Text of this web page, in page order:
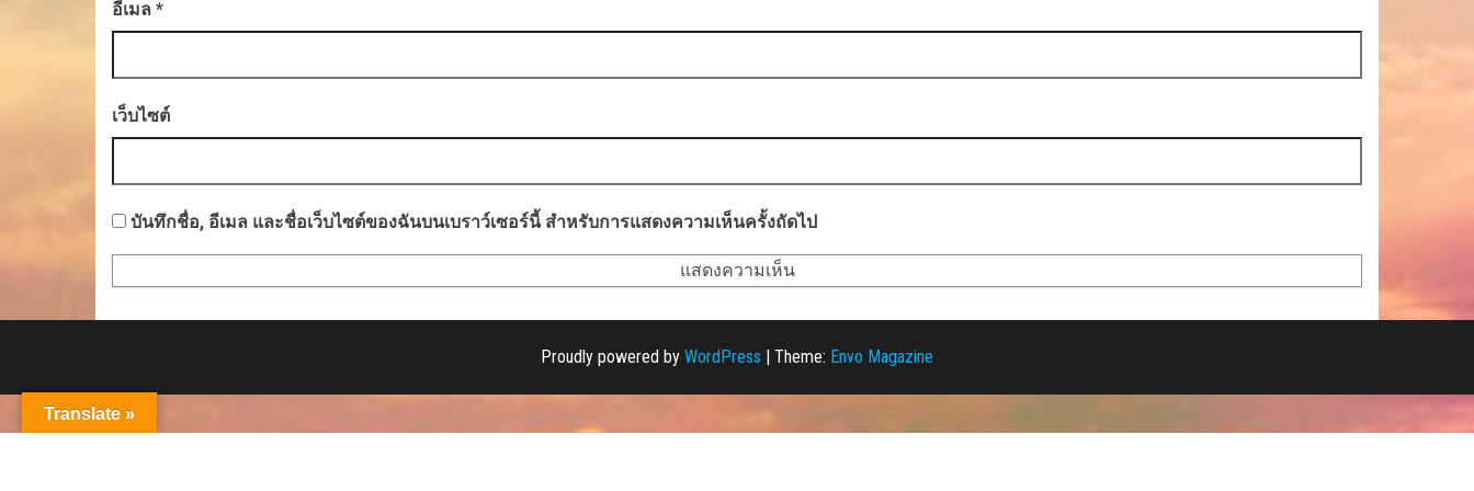
อีเมล *
เว็บไซต์
บันทึกชื่อ, อีเมล และชื่อเว็บไซต์ของฉันบนเบราว์เซอร์นี้ สำหรับการแสดงความเห็นครั้งถัดไป
Proudly powered by WordPress | Theme: Envo Magazine
Translate »